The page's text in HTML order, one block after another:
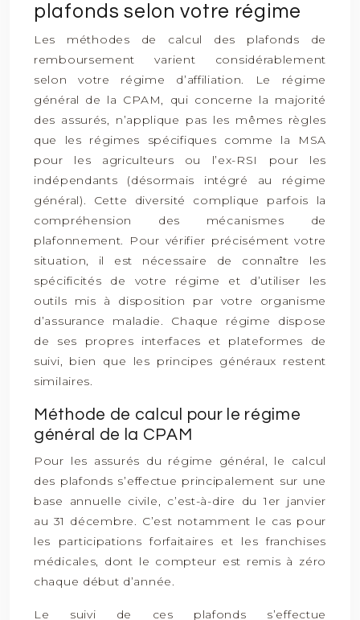
plafonds selon votre régime
Les méthodes de calcul des plafonds de
remboursement varient considérablement
selon votre régime d’affiliation. Le régime
général de la CPAM, qui concerne la majorité
des assurés, n’applique pas les mêmes règles
que les régimes spécifiques comme la MSA
pour les agriculteurs ou l’ex-RSI pour les
indépendants (désormais intégré au régime
général). Cette diversité complique parfois la
compréhension des mécanismes de
plafonnement. Pour vérifier précisément votre
situation, il est nécessaire de connaître les
spécificités de votre régime et d’utiliser les
outils mis à disposition par votre organisme
d’assurance maladie. Chaque régime dispose
de ses propres interfaces et plateformes de
suivi, bien que les principes généraux restent
similaires.
Méthode de calcul pour le régime
général de la CPAM
Pour les assurés du régime général, le calcul
des plafonds s’effectue principalement sur une
base annuelle civile, c’est-à-dire du 1er janvier
au 31 décembre. C’est notamment le cas pour
les participations forfaitaires et les franchises
médicales, dont le compteur est remis à zéro
chaque début d’année.
Le suivi de ces plafonds s’effectue